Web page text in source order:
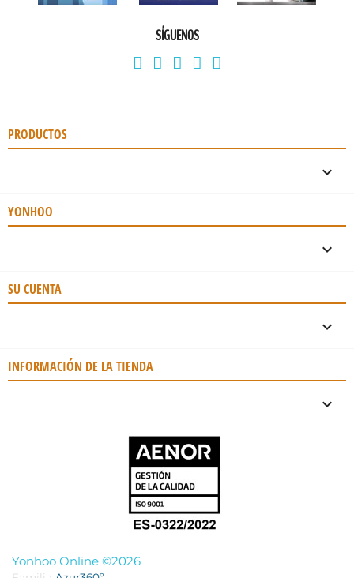
SÍGUENOS
PRODUCTOS

YONHOO

SU CUENTA

INFORMACIÓN DE LA TIENDA
keyboard_arrow_down
Yonhoo Online ©2026